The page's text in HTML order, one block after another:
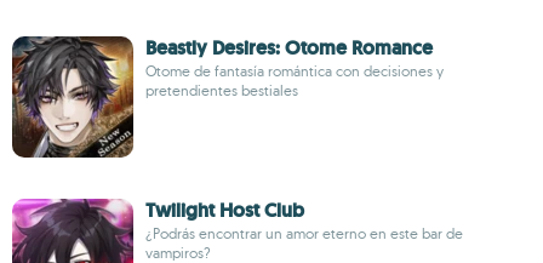
Beastly Desires: Otome Romance
Otome de fantasía romántica con decisiones y
pretendientes bestiales
Twilight Host Club
¿Podrás encontrar un amor eterno en este bar de
vampiros?